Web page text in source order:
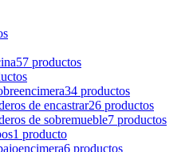
57 productos
34 productos
de encastrar26 productos
de sobremueble7 productos
1 producto
6 productos